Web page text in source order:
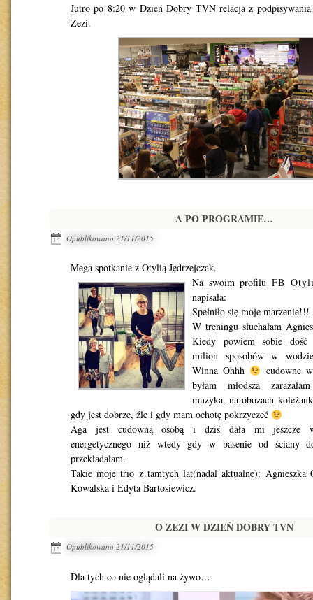
Jutro po 8:20 w Dzień Dobry TVN relacja z
Zezi.
A PO PROGRAMIE…
Opublikowano 21/11/2015
Mega spotkanie z Otylią Jędrzejczak.
Na swoim profilu FB
napisała:
Spełniło się moje marzenie!!!
W treningu słuchałam
Kiedy powiem sobie dość
milion sposobów w
Winna Ohhh
cudowne
byłam młodsza
muzyka, na obozach
gdy jest dobrze, źle i gdy mam ochotę pokrzyczeć
Aga jest cudowną osobą i dziś dała mi jeszcze
energetycznego niż wtedy gdy w basenie od ściany
przekładałam.
Takie moje trio z tamtych lat(nadal aktualne): Agnieszka
Kowalska i Edyta Bartosiewicz.
O ZEZI W DZIEŃ DOBRY TVN
Opublikowano 21/11/2015
Dla tych co nie oglądali na żywo…